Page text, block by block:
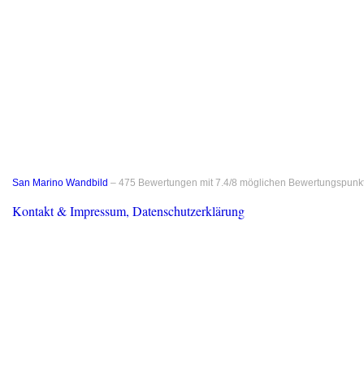
San Marino Wandbild – 475 Bewertungen mit 7.4/8 möglichen
Kontakt & Impressum, Datenschutzerklärung